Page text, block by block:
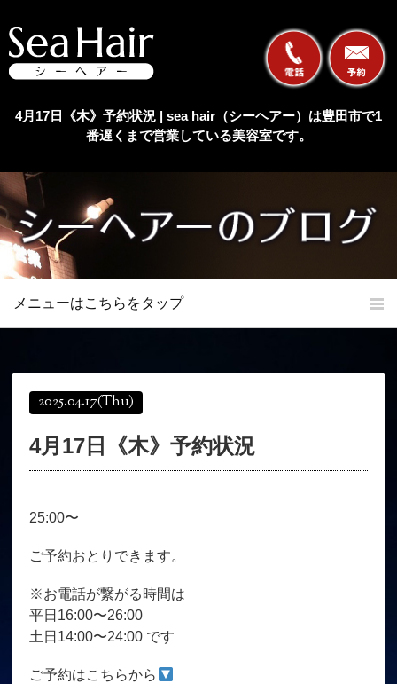
4月17日《木》予約状況 | sea hair（シーヘアー）は豊田市で1
番遅くまで営業している美容室です。
メニューはこちらをタップ
オンラインショップ
育毛コース よくある質問
お客様の声
ご予約＋お問い合わせ
2025.04.17(Thu)
4月17日《木》予約状況
25:00〜
ご予約おとりできます。
※お電話が繋がる時間は
平日16:00〜26:00
土日14:00〜24:00 です
ご予約はこちらから